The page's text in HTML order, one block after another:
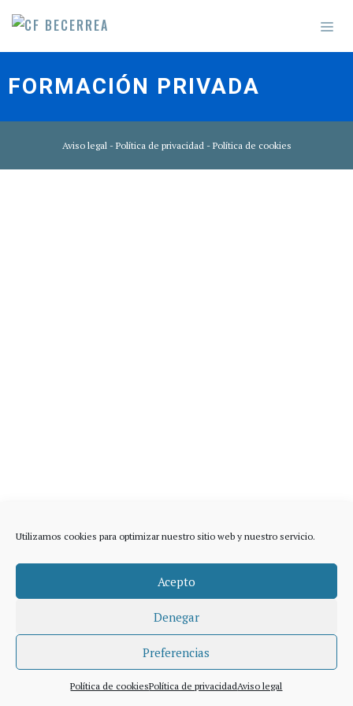
Utilizamos cookies para optimizar nuestro sitio web y nuestro servicio.
Acepto
Denegar
Preferencias
Política de cookiesPolítica de privacidadAviso legal
FORMACIÓN PRIVADA
Aviso legal- Política de privacidad- Política de cookies